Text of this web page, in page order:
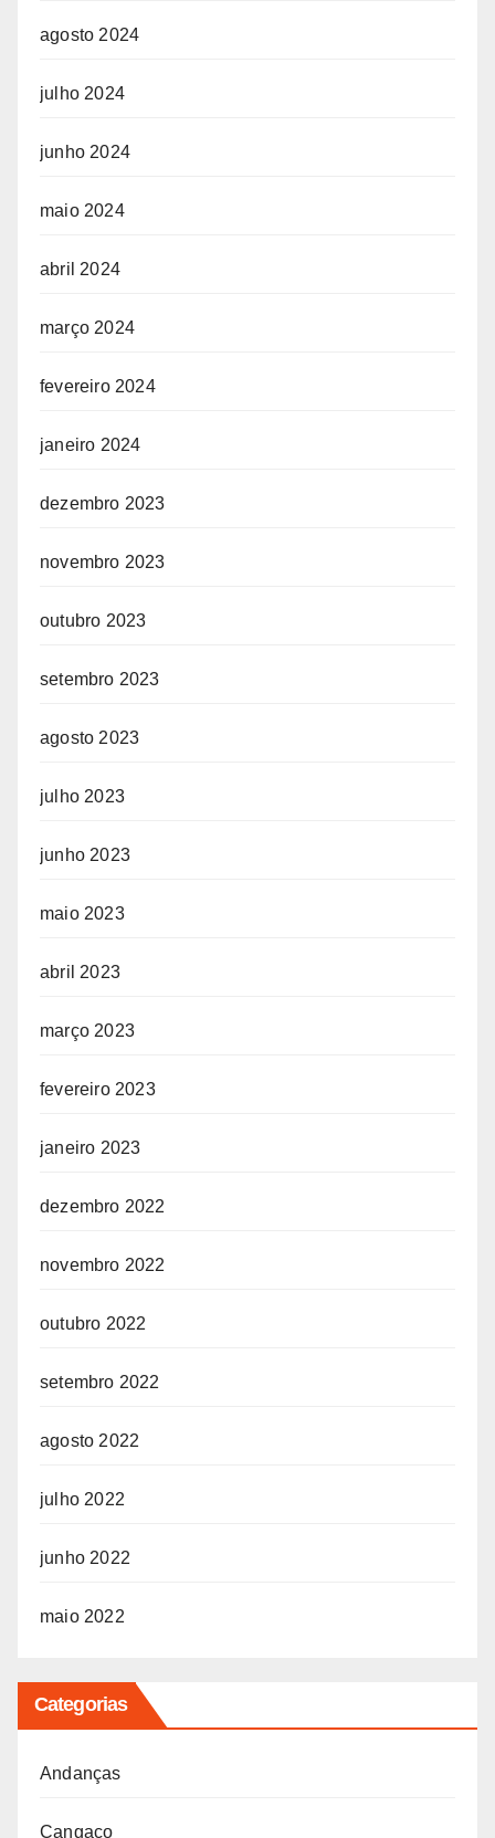
agosto 2024
julho 2024
junho 2024
maio 2024
abril 2024
março 2024
fevereiro 2024
janeiro 2024
dezembro 2023
novembro 2023
outubro 2023
setembro 2023
agosto 2023
julho 2023
junho 2023
maio 2023
abril 2023
março 2023
fevereiro 2023
janeiro 2023
dezembro 2022
novembro 2022
outubro 2022
setembro 2022
agosto 2022
julho 2022
junho 2022
maio 2022
Categorias
Andanças
Cangaço